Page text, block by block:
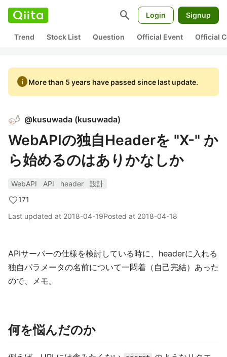
search Login Signup
Trend Stock List Question Official Event Official
infoMore than 5 years have passed since last update.
@kusuwada (kusuwada)
WebAPIの独自Headerを "X-" か
ら始めるのはありかなしか
WebAPI API header
設計
171
Last updated at 2018-04-19Posted at 2018-04-18
APIサーバーの仕様を検討している時に、headerに入れる
独自パラメータの名前について一悶着（自己完結）あった
ので、メモ。
何を悩んだのか